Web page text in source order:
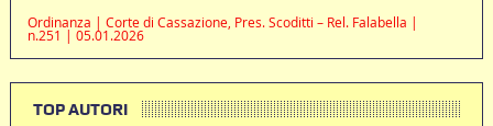
Ordinanza | Corte di Cassazione, Pres. Scoditti – Rel. Falabella |
n.251 | 05.01.2026
TOP AUTORI